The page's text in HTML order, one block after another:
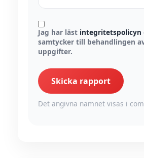
Jag har läst integritetspolicyn
samtycker till behandlingen
uppgifter.
Skicka rapport
Det angivna namnet visas i